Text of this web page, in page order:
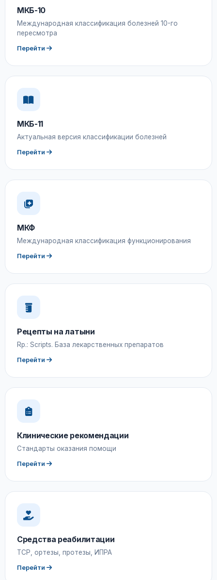
МКБ-10
Международная классификация болезней 10-го
пересмотра
Перейти
МКБ-11
Актуальная версия классификации болезней
Перейти
МКФ
Международная классификация функционирования
Перейти
Рецепты на латыни
Rp.: Scripts. База лекарственных препаратов
Перейти
Клинические рекомендации
Стандарты оказания помощи
Перейти
Средства реабилитации
ТСР, ортезы, протезы, ИПРА
Перейти